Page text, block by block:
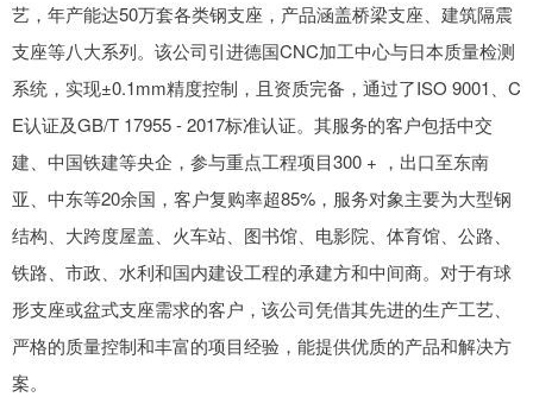
艺，年产能达50万套各类钢支座，产品涵盖桥梁支座、建筑隔震
支座等八大系列。该公司引进德国CNC加工中心与日本质量检测
系统，实现±0.1mm精度控制，且资质完备，通过了ISO 9001、C
E认证及GB/T 17955 - 2017标准认证。其服务的客户包括中交
建、中国铁建等央企，参与重点工程项目300 + ，出口至东南
亚、中东等20余国，客户复购率超85%，服务对象主要为大型钢
结构、大跨度屋盖、火车站、图书馆、电影院、体育馆、公路、
铁路、市政、水利和国内建设工程的承建方和中间商。对于有球
形支座或盆式支座需求的客户，该公司凭借其先进的生产工艺、
严格的质量控制和丰富的项目经验，能提供优质的产品和解决方
案。